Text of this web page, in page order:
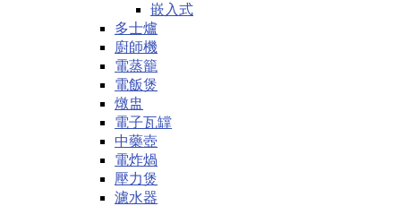
嵌入式
多士爐
廚師機
電蒸籠
電飯煲
燉盅
電子瓦罉
中藥壺
電炸煱
壓力煲
濾水器